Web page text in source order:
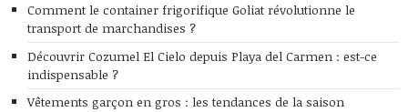
Comment le container frigorifique Goliat révolutionne le
transport de marchandises ?
Découvrir Cozumel El Cielo depuis Playa del Carmen : est-ce
indispensable ?
Vêtements garçon en gros : les tendances de la saison